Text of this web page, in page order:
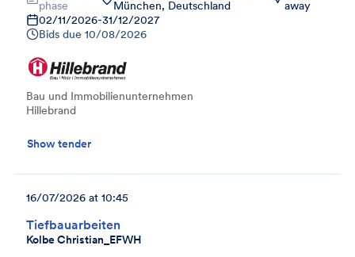
phase
München, Deutschland
away
02/11/2026-31/12/2027
Bids due 10/08/2026
Bau und Immobilienunternehmen
Hillebrand
Show tender
Tiefbauarbeiten
Kolbe Christian_EFWH
16/07/2026 at 10:45